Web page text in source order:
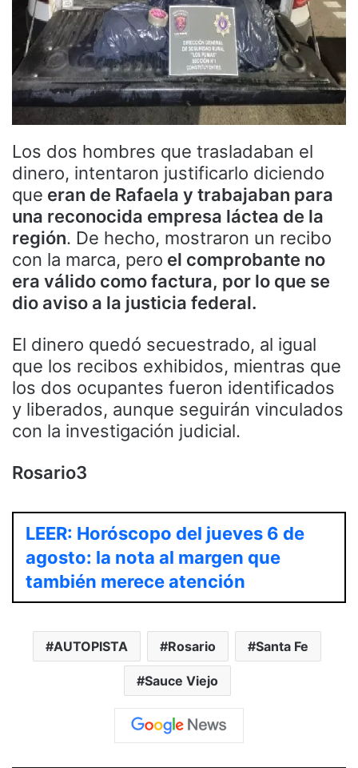
Los dos hombres que trasladaban el
dinero, intentaron justificarlo diciendo
que eran de Rafaela y trabajaban para
una reconocida empresa láctea de la
región. De hecho, mostraron un recibo
con la marca, pero el comprobante no
era válido como factura, por lo que se
dio aviso a la justicia federal.
El dinero quedó secuestrado, al igual
que los recibos exhibidos, mientras que
los dos ocupantes fueron identificados
y liberados, aunque seguirán vinculados
con la investigación judicial.
Rosario3
LEER: Horóscopo del jueves 6 de
agosto: la nota al margen que
también merece atención
AUTOPISTA Rosario Santa Fe
Sauce Viejo